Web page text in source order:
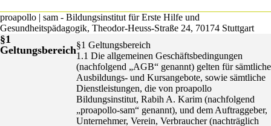
proapollo | sam - Bildungsinstitut für Erste Hilfe und
Gesundheitspädagogik, Theodor-Heuss-Straße 24, 70174 Stuttgart
§1
Geltungsbereich§1 Geltungsbereich
1.1 Die allgemeinen Geschäftsbedingungen
(nachfolgend „AGB“ genannt) gelten für sämtliche
Ausbildungs- und Kursangebote, sowie sämtliche
Dienstleistungen, die von proapollo
Bildungsinstitut, Rabih A. Karim (nachfolgend
„proapollo-sam“ genannt), und dem Auftraggeber,
Unternehmer, Verein, Verbraucher (nachträglich